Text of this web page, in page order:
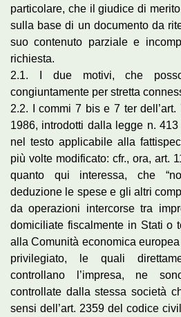
particolare, che il giudice di
sulla base di un documento da
suo contenuto parziale e
richiesta.
2.1. I due motivi, che
congiuntamente per stretta
2.2. I commi 7 bis e 7 ter
1986, introdotti dalla legge n.
nel testo applicabile alla
più volte modificato: cfr., ora, art.
quanto qui interessa, che
deduzione le spese e gli altri
da operazioni intercorse tra
domiciliate fiscalmente in Stati o
alla Comunità economica
privilegiato, le quali
controllano l’impresa, ne
controllate dalla stessa società
sensi dell’art. 2359 del codice